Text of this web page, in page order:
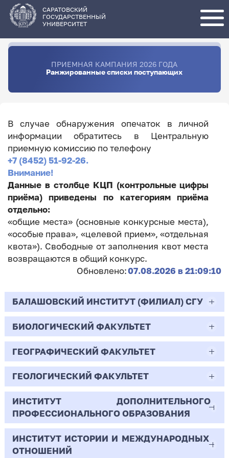
основному
содержанию
САРАТОВСКИЙ
ГОСУДАРСТВЕННЫЙ
УНИВЕРСИТЕТ
ПРИЕМНАЯ КАМПАНИЯ 2026 ГОДА
Ранжированные списки поступающих
В случае обнаружения опечаток в личной
информации обратитесь в Центральную
приемную комиссию по телефону
+7 (8452) 51-92-26.
Внимание!
Данные в столбце КЦП (контрольные цифры
приёма) приведены по категориям приёма
отдельно:
«общие места» (основные конкурсные места),
«особые права», «целевой прием», «отдельная
квота»). Свободные от заполнения квот места
возвращаются в общий конкурс.
Обновлено:07.08.2026 в 21:09:10
БАЛАШОВСКИЙ ИНСТИТУТ (ФИЛИАЛ) СГУ
44.03.02
Психолого-педагогическое образование
Очная | Бакалавр
Всего бюджетных мест - 10
Бюджет/
Общие места
Профиль: Практическая
психология образования
БИОЛОГИЧЕСКИЙ ФАКУЛЬТЕТ
06.03.01
Биология
Очная | Бакалавр
Всего бюджетных мест - 50
Бюджет/Общие места
ГЕОГРАФИЧЕСКИЙ ФАКУЛЬТЕТ
05.03.02
География
Очная | Бакалавр
Всего бюджетных мест - 15
ГЕОЛОГИЧЕСКИЙ ФАКУЛЬТЕТ
05.03.01
Геология
Очная | Бакалавр
ИНСТИТУТ ДОПОЛНИТЕЛЬНОГО
ПРОФЕССИОНАЛЬНОГО ОБРАЗОВАНИЯ
38.03.02
ИНСТИТУТ ИСТОРИИ И МЕЖДУНАРОДНЫХ
ОТНОШЕНИЙ